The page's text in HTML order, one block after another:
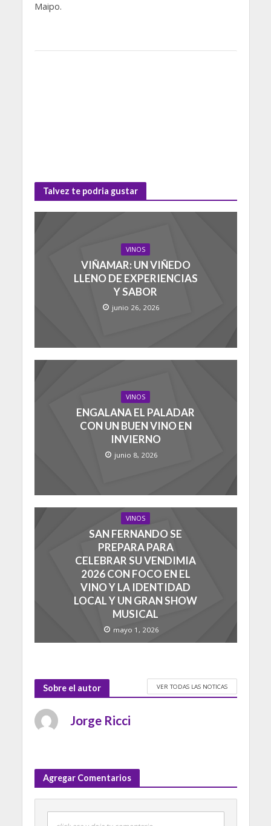
Maipo.
Talvez te podria gustar
VINOS
VIÑAMAR: UN VIÑEDO
LLENO DE EXPERIENCIAS
Y SABOR
junio 26, 2026
VINOS
ENGALANA EL PALADAR
CON UN BUEN VINO EN
INVIERNO
junio 8, 2026
VINOS
SAN FERNANDO SE
PREPARA PARA
CELEBRAR SU VENDIMIA
2026 CON FOCO EN EL
VINO Y LA IDENTIDAD
LOCAL Y UN GRAN SHOW
MUSICAL
mayo 1, 2026
Sobre el autor VER TODAS LAS NOTICAS
Jorge Ricci
Agregar Comentarios